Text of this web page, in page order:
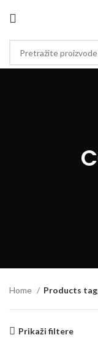
Home Products
Prikaži filtere